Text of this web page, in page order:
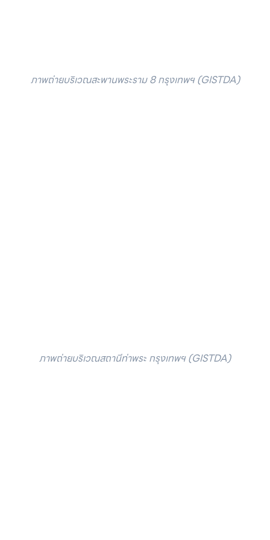
ภาพถ่ายบริเวณสะพานพระราม 8 กรุงเทพฯ (GISTDA)
ภาพถ่ายบริเวณสถานีท่าพระ กรุงเทพฯ (GISTDA)